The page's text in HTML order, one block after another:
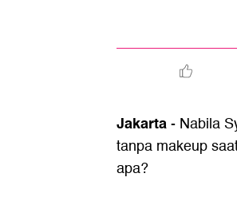
Jakarta- Nabila
tanpa makeup
apa?